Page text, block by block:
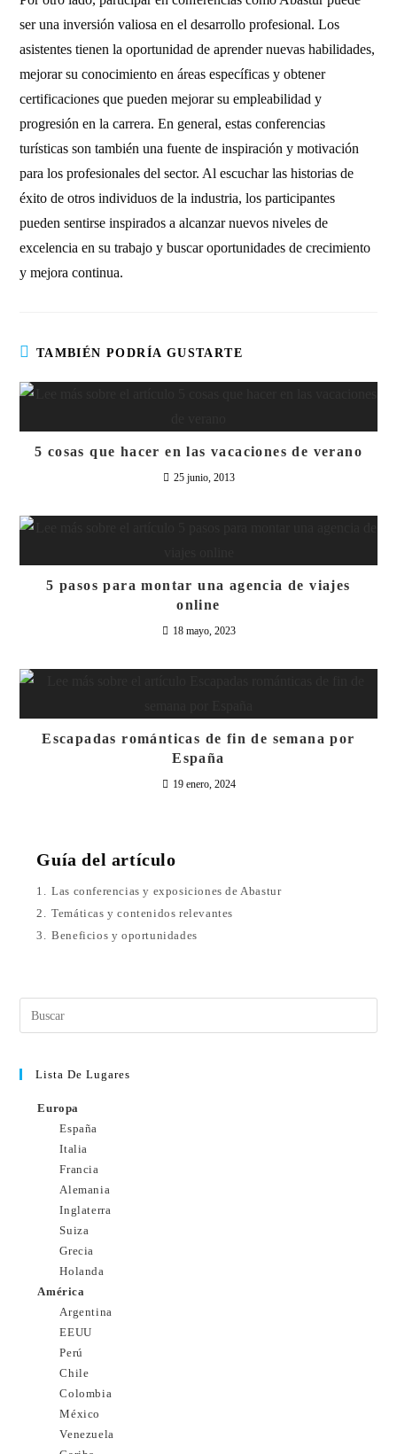
ser una inversión valiosa en el desarrollo profesional. Los
asistentes tienen la oportunidad de aprender nuevas habilidades,
mejorar su conocimiento en áreas específicas y obtener
certificaciones que pueden mejorar su empleabilidad y
progresión en la carrera. En general, estas conferencias
turísticas son también una fuente de inspiración y motivación
para los profesionales del sector. Al escuchar las historias de
éxito de otros individuos de la industria, los participantes
pueden sentirse inspirados a alcanzar nuevos niveles de
excelencia en su trabajo y buscar oportunidades de crecimiento
y mejora continua.
TAMBIÉN PODRÍA GUSTARTE
5 cosas que hacer en las vacaciones de verano
25 junio, 2013
5 pasos para montar una agencia de viajes
online
18 mayo, 2023
Escapadas románticas de fin de semana por
España
19 enero, 2024
Guía del artículo
1. Las conferencias y exposiciones de Abastur
2. Temáticas y contenidos relevantes
3. Beneficios y oportunidades
Lista De Lugares
Europa
España
Italia
Francia
Alemania
Inglaterra
Suiza
Grecia
Holanda
América
Argentina
EEUU
Perú
Chile
Colombia
México
Venezuela